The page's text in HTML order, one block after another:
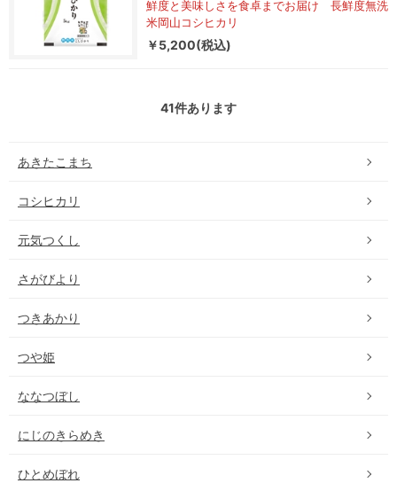
鮮度と美味しさを食卓までお届け 長鮮度無洗
米岡山コシヒカリ
￥5,200(税込)
41件あります
あきたこまち
コシヒカリ
元気つくし
さがびより
つきあかり
つや姫
ななつぼし
にじのきらめき
ひとめぼれ